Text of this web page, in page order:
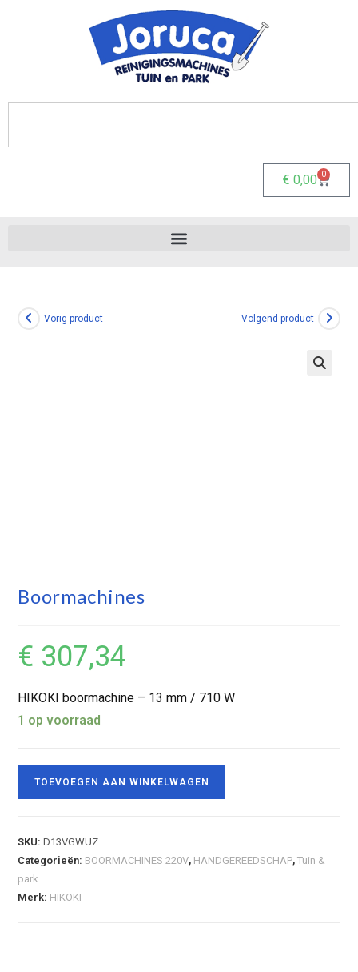
€ 0,00 0
Vorig product Volgend product
Boormachines
€ 307,34
HIKOKI boormachine – 13 mm / 710 W
1 op voorraad
TOEVOEGEN AAN WINKELWAGEN
SKU:D13VGWUZ
Categorieën: BOORMACHINES 220V, HANDGEREEDSCHAP,Tuin &
park
Merk: HIKOKI